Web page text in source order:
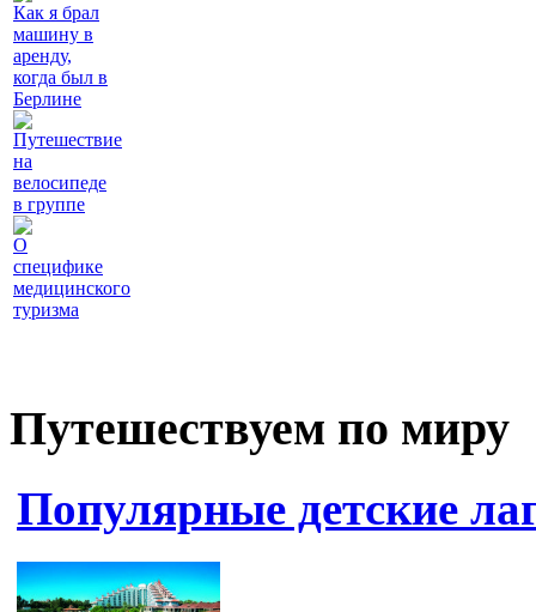
Как я брал
машину в
аренду,
когда был в
Берлине
Путешествие
на
велосипеде
в группе
О
специфике
медицинского
туризма
Путешествуем по миру
Популярные детские